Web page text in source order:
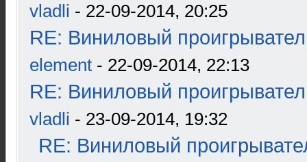
vladli - 22-09-2014, 20:25
RE: Виниловый
element - 22-09-2014, 22:13
RE: Виниловый
vladli - 23-09-2014, 19:32
RE: Виниловый